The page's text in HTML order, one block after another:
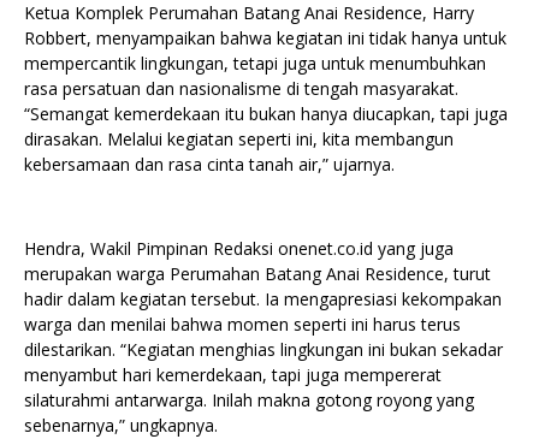
Ketua Komplek Perumahan Batang Anai Residence, Harry
Robbert, menyampaikan bahwa kegiatan ini tidak hanya untuk
mempercantik lingkungan, tetapi juga untuk menumbuhkan
rasa persatuan dan nasionalisme di tengah masyarakat.
“Semangat kemerdekaan itu bukan hanya diucapkan, tapi juga
dirasakan. Melalui kegiatan seperti ini, kita membangun
kebersamaan dan rasa cinta tanah air,” ujarnya.
Hendra, Wakil Pimpinan Redaksi onenet.co.id yang juga
merupakan warga Perumahan Batang Anai Residence, turut
hadir dalam kegiatan tersebut. Ia mengapresiasi kekompakan
warga dan menilai bahwa momen seperti ini harus terus
dilestarikan. “Kegiatan menghias lingkungan ini bukan sekadar
menyambut hari kemerdekaan, tapi juga mempererat
silaturahmi antarwarga. Inilah makna gotong royong yang
sebenarnya,” ungkapnya.